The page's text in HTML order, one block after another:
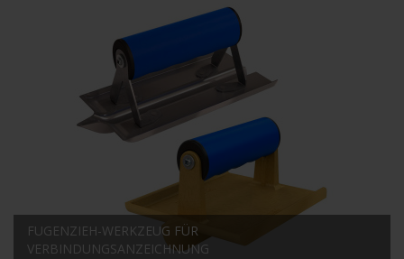
FUGENZIEH-WERKZEUG FÜR
VERBINDUNGSANZEICHNUNG